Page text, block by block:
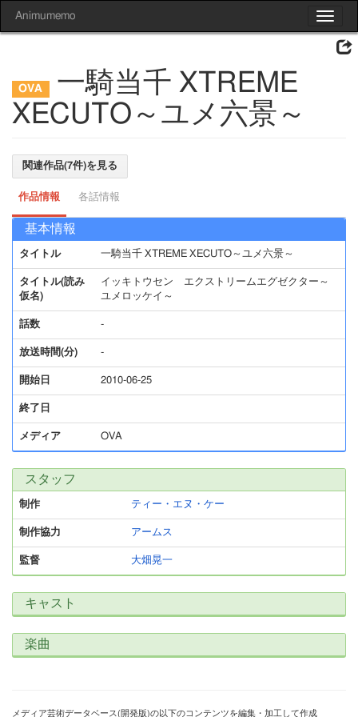
Toggle
Animumemo
一騎当千 XTREME
XECUTO～ユメ六景～
関連作品(7件)を見る
作品情報 各話情報
基本情報
タイトル 一騎当千 XTREME XECUTO～ユメ六景～
タイトル(読み
仮名)
イッキトウセン エクストリームエグゼクター～
ユメロッケイ～
話数 -
放送時間(分) -
開始日 2010-06-25
終了日
メディア OVA
スタッフ
制作 ティー・エヌ・ケー
制作協力 アームス
監督 大畑晃一
キャスト
楽曲
メディア芸術データベース(開発版)の以下のコンテンツを編集・加工して作成